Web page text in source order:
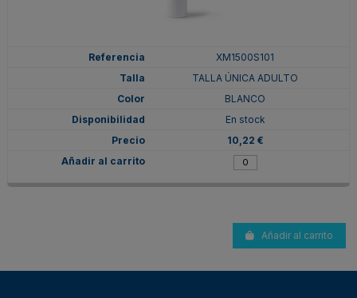
XM1500S101
TALLA ÚNICA ADULTO
BLANCO
En stock
10,22 €
Añadir al carrito